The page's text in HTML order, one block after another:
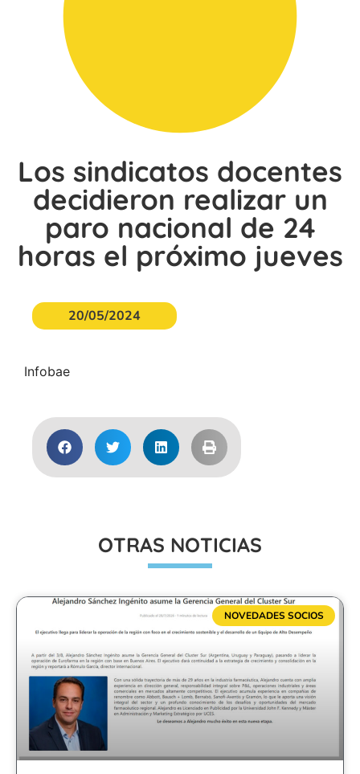
Los sindicatos docentes
decidieron realizar un
paro nacional de 24
horas el próximo jueves
20/05/2024
Infobae
OTRAS NOTICIAS
NOVEDADES SOCIOS